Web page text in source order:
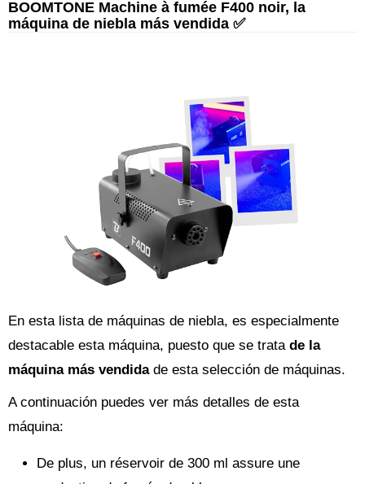
BOOMTONE Machine à fumée F400 noir, la
máquina de niebla más vendida ✅
En esta lista de máquinas de niebla, es especialmente
destacable esta máquina, puesto que se trata de la
máquina más vendidade esta selección de máquinas.
A continuación puedes ver más detalles de esta
máquina:
De plus, un réservoir de 300 ml assure une